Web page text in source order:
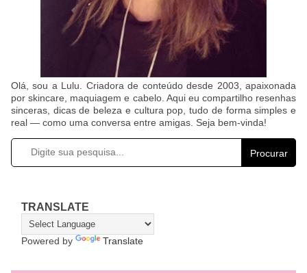
Olá, sou a Lulu. Criadora de conteúdo desde 2003, apaixonada
por skincare, maquiagem e cabelo. Aqui eu compartilho resenhas
sinceras, dicas de beleza e cultura pop, tudo de forma simples e
real — como uma conversa entre amigas. Seja bem-vinda!
Procurar
TRANSLATE
Powered by Translate